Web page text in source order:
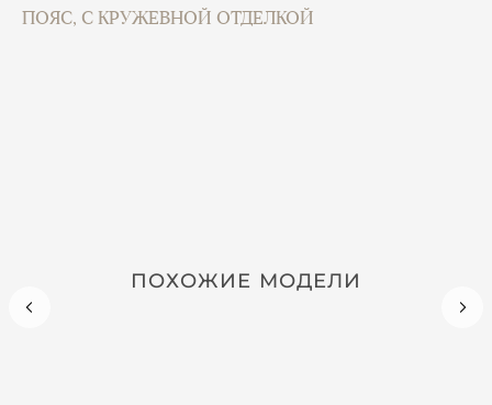
ПОЯС, С КРУЖЕВНОЙ ОТДЕЛКОЙ
ПОХОЖИЕ МОДЕЛИ